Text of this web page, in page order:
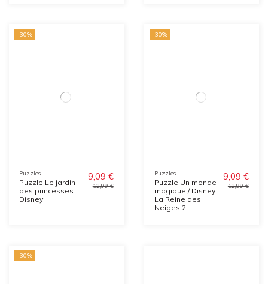
-30%
Puzzles
Puzzle Le jardin
des princesses
Disney
9,09 €
12,99 €
-30%
Puzzles
Puzzle Un monde
magique / Disney
La Reine des
Neiges 2
9,09 €
12,99 €
-30%